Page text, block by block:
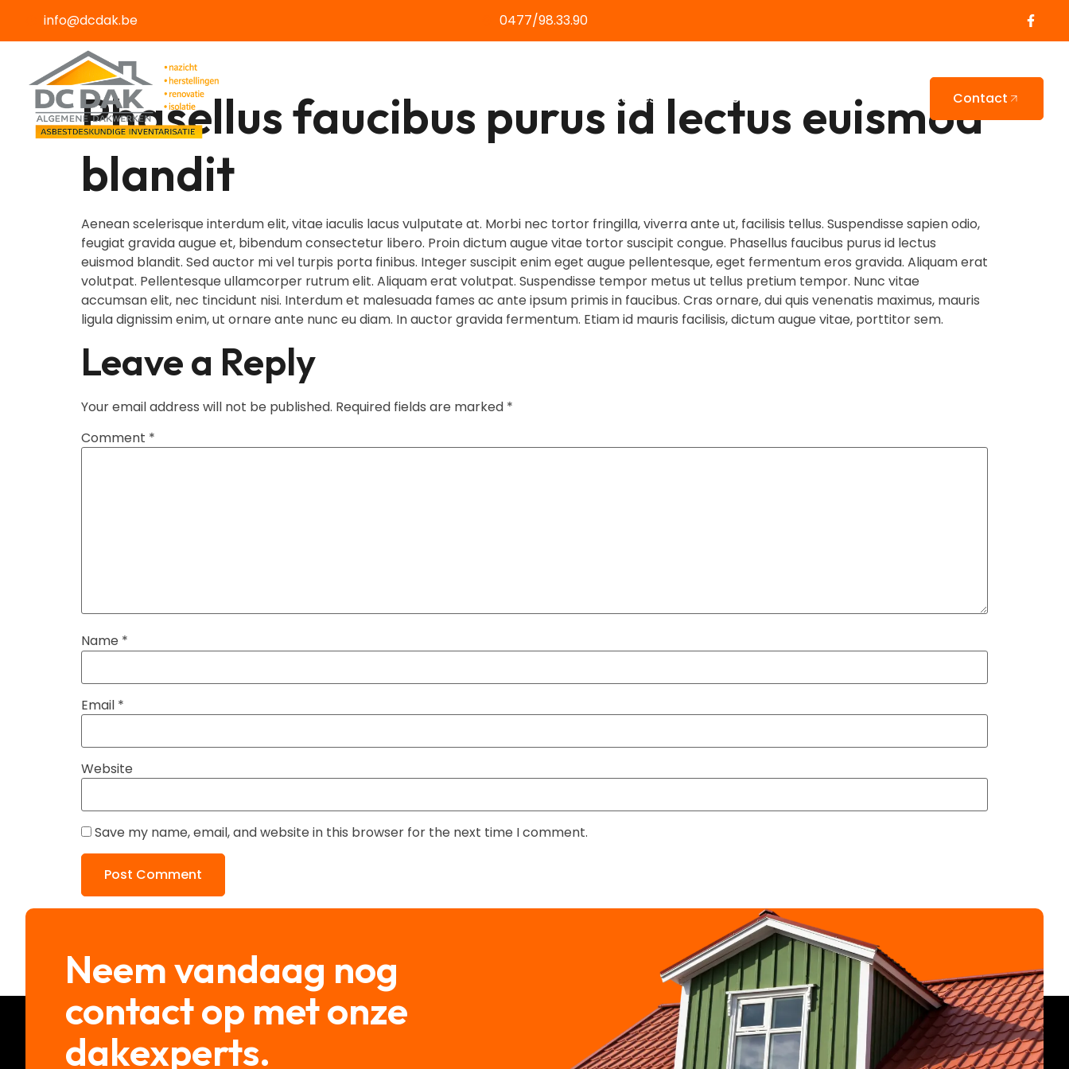
info@dcdak.be 0477/98.33.90
Asbestattest Projecten Contact
Phasellus faucibus purus id lectus euismod
blandit
Aenean scelerisque interdum elit, vitae iaculis lacus vulputate at. Morbi nec tortor fringilla, viverra ante ut, facilisis tellus. Suspendisse sapien odio,
feugiat gravida augue et, bibendum consectetur libero. Proin dictum augue vitae tortor suscipit congue. Phasellus faucibus purus id lectus
euismod blandit. Sed auctor mi vel turpis porta finibus. Integer suscipit enim eget augue pellentesque, eget fermentum eros gravida. Aliquam erat
volutpat. Pellentesque ullamcorper rutrum elit. Aliquam erat volutpat. Suspendisse tempor metus ut tellus pretium tempor. Nunc vitae
accumsan elit, nec tincidunt nisi. Interdum et malesuada fames ac ante ipsum primis in faucibus. Cras ornare, dui quis venenatis maximus, mauris
ligula dignissim enim, ut ornare ante nunc eu diam. In auctor gravida fermentum. Etiam id mauris facilisis, dictum augue vitae, porttitor sem.
Leave a Reply
Your email address will not be published. Required fields are marked *
Comment *
Name *
Email *
Website
Save my name, email, and website in this browser for the next time I comment.
Neem vandaag nog
contact op met onze
dakexperts.